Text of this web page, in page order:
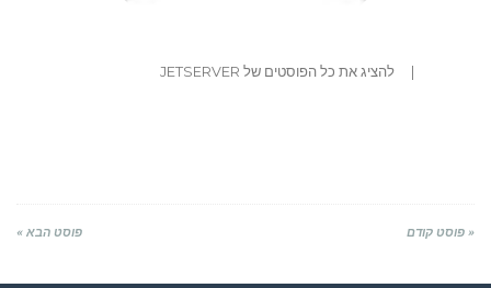
להציג את כל הפוסטים של JETSERVER
« פוסט קודם פוסט הבא »